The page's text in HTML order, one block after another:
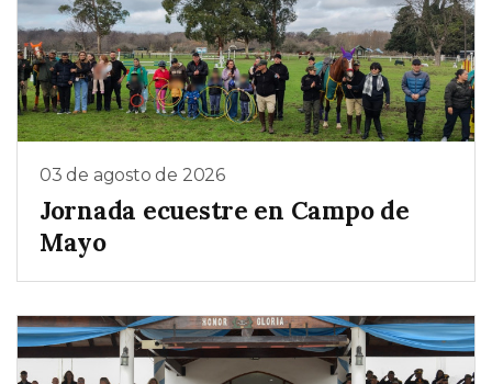
03 de agosto de 2026
Jornada ecuestre en Campo de
Mayo